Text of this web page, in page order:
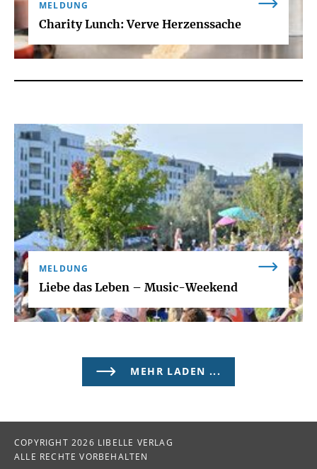
MELDUNG
Charity Lunch: Verve Herzenssache
MELDUNG
Liebe das Leben – Music-Weekend
MEHR LADEN ...
COPYRIGHT 2026 LIBELLE VERLAG
ALLE RECHTE VORBEHALTEN